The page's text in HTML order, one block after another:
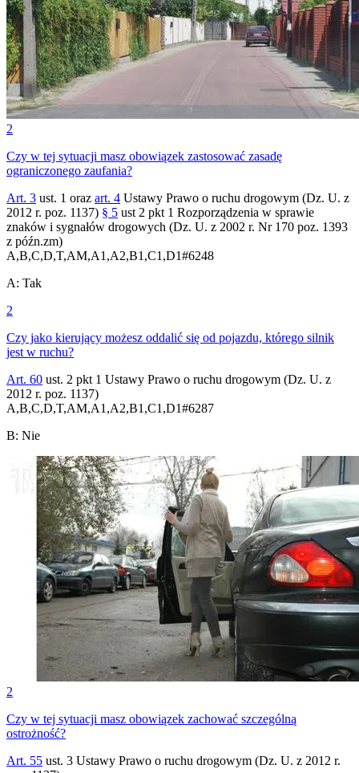
2
Czy w tej sytuacji masz obowiązek zastosować zasadę
ograniczonego zaufania?
Art. 3 ust. 1 oraz art. 4 Ustawy Prawo o ruchu drogowym (Dz. U. z
2012 r. poz. 1137) § 5 ust 2 pkt 1 Rozporządzenia w sprawie
znaków i sygnałów drogowych (Dz. U. z 2002 r. Nr 170 poz. 1393
z późn.zm)
A,B,C,D,T,AM,A1,A2,B1,C1,D1#6248
A: Tak
2
Czy jako kierujący możesz oddalić się od pojazdu, którego silnik
jest w ruchu?
Art. 60 ust. 2 pkt 1 Ustawy Prawo o ruchu drogowym (Dz. U. z
2012 r. poz. 1137)
A,B,C,D,T,AM,A1,A2,B1,C1,D1#6287
B: Nie
2
Czy w tej sytuacji masz obowiązek zachować szczególną
ostrożność?
Art. 55 ust. 3 Ustawy Prawo o ruchu drogowym (Dz. U. z 2012 r.